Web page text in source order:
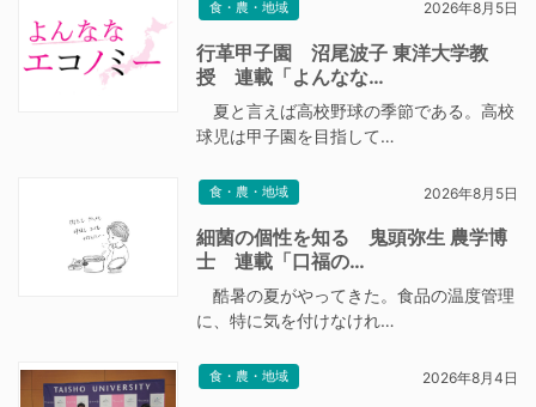
食・農・地域 2026年8月5日
行革甲子園 沼尾波子 東洋大学教
授 連載「よんなな…
夏と言えば高校野球の季節である。高校
球児は甲子園を目指して…
食・農・地域 2026年8月5日
細菌の個性を知る 鬼頭弥生 農学博
士 連載「口福の…
酷暑の夏がやってきた。食品の温度管理
に、特に気を付けなけれ…
食・農・地域 2026年8月4日